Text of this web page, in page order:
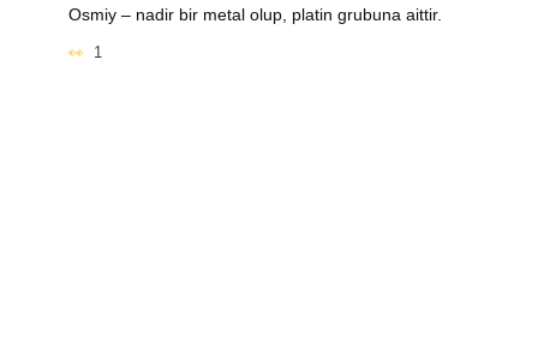
Osmiy – nadir bir metal olup, platin grubuna aittir.
1